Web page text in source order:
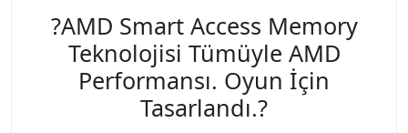
?AMD Smart Access Memory
Teknolojisi Tümüyle AMD
Performansı. Oyun İçin
Tasarlandı.?